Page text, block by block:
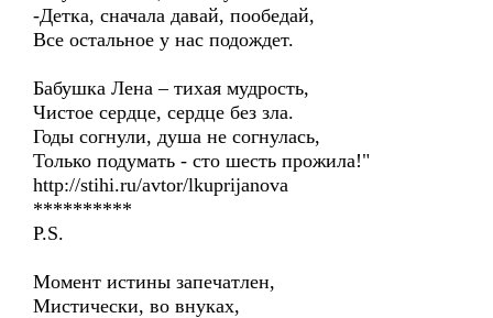
-Детка, сначала давай, пообедай,
Все остальное у нас подождет.
Бабушка Лена – тихая мудрость,
Чистое сердце, сердце без зла.
Годы согнули, душа не согнулась,
Только подумать - сто шесть прожила!"
http://stihi.ru/avtor/lkuprijanova
**********
P.S.
Момент истины запечатлен,
Мистически, во внуках,